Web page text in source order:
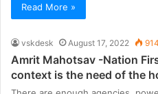
Read More »
vskdesk August 17, 2022 914
Amrit Mahotsav -Nation
context is the need of the